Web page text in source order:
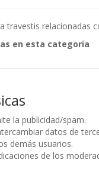
travestis relacionadas
en esta categoria
la publicidad/spam.
datos de
demás usuarios.
de los